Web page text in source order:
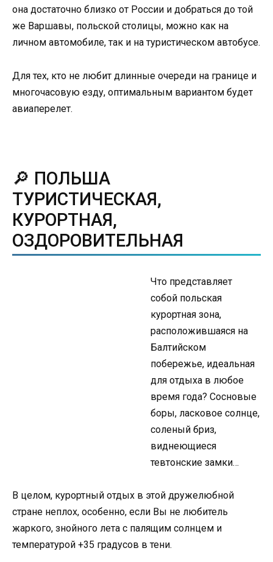
она достаточно близко от России и добраться до той
же Варшавы, польской столицы, можно как на
личном автомобиле, так и на туристическом автобусе.
Для тех, кто не любит длинные очереди на границе и
многочасовую езду, оптимальным вариантом будет
авиаперелет.
🔎 ПОЛЬША
ТУРИСТИЧЕСКАЯ,
КУРОРТНАЯ,
ОЗДОРОВИТЕЛЬНАЯ
Что представляет
собой польская
курортная зона,
расположившаяся на
Балтийском
побережье, идеальная
для отдыха в любое
время года? Сосновые
боры, ласковое солнце,
соленый бриз,
виднеющиеся
тевтонские замки…
В целом, курортный отдых в этой дружелюбной
стране неплох, особенно, если Вы не любитель
жаркого, знойного лета с палящим солнцем и
температурой +35 градусов в тени.